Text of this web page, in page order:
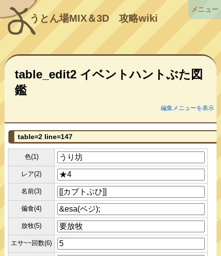
うとん場MIX＆3D攻略wiki
table_edit2 イベントハントぶた図
鑑
編集メニューを表示
table=2 line=147
色(1)
レア(2)
名前(3)
偏食(4)
放牧(5)
エサ~~回数(6)
メニュー